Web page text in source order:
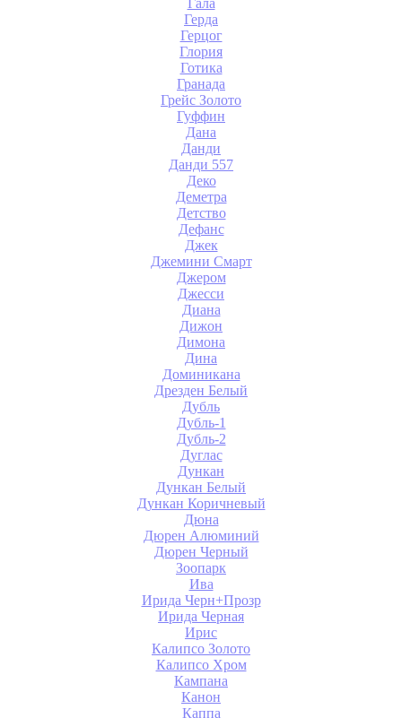
Герда
Герцог
Глория
Готика
Гранада
Грейс Золото
Гуффин
Дана
Данди
Данди 557
Деко
Деметра
Детство
Дефанс
Джек
Джемини Смарт
Джером
Джесси
Диана
Дижон
Димона
Дина
Доминикана
Дрезден Белый
Дубль
Дубль-1
Дубль-2
Дуглас
Дункан
Дункан Белый
Дункан Коричневый
Дюна
Дюрен Алюминий
Дюрен Черный
Зоопарк
Ива
Ирида Черн+Прозр
Ирида Черная
Ирис
Калипсо Золото
Калипсо Хром
Кампана
Канон
Каппа